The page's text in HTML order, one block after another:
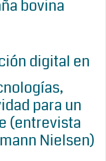
bovina
digital en
para un
(entrevista
Nielsen)